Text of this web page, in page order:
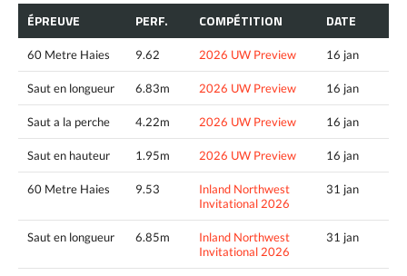
ÉPREUVE PERF. COMPÉTITION DATE
60 Metre Haies 9.62 2026 UW Preview 16 jan
Saut en longueur 6.83m 2026 UW Preview 16 jan
Saut a la perche 4.22m 2026 UW Preview 16 jan
Saut en hauteur 1.95m 2026 UW Preview 16 jan
60 Metre Haies 9.53
Inland Northwest
Invitational 2026
31 jan
Saut en longueur 6.85m
Inland Northwest
Invitational 2026
31 jan